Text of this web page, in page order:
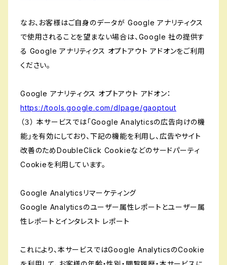
なお、お客様はご自身のデータが Google アナリティクス
で使用されることを望まない場合は、Google 社の提供す
る Google アナリティクス オプトアウト アドオンをご利用
ください。
Google アナリティクス オプトアウト アドオン：
https://tools.google.com/dlpage/gaoptout
（３） 本サービスでは「Google Analyticsの広告向けの機
能」を有効にしており、下記の機能を利用し、広告やサイト
改善のためDoubleClick Cookieなどのサードパーティ
Cookieを利用しています。
Google Analyticsリマーケティング
Google Analyticsのユーザー属性レポートとユーザー属
性レポートとインタレスト レポート
これにより、本サービスではGoogle AnalyticsのCookie